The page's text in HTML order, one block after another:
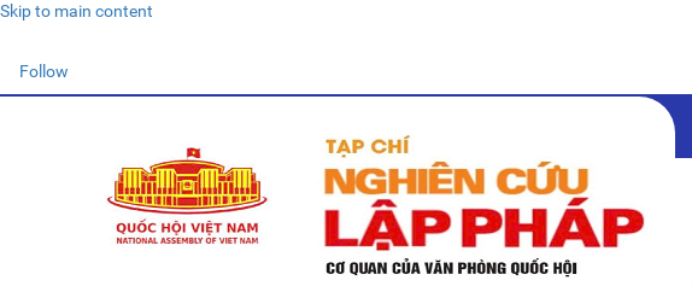
Skip to main content
Follow